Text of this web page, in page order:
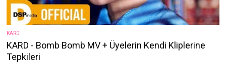
KARD
KARD - Bomb Bomb MV + Üyelerin Kendi Kliplerine
Tepkileri